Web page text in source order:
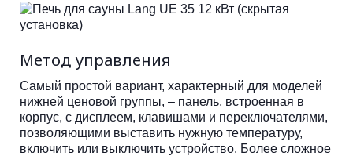
Метод управления
Самый простой вариант, характерный для моделей
нижней ценовой группы, – панель, встроенная в
корпус, с дисплеем, клавишами и переключателями,
позволяющими выставить нужную температуру,
включить или выключить устройство. Более сложное